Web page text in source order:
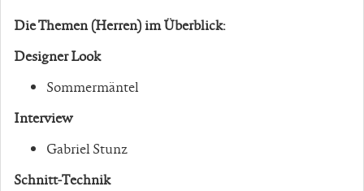
Die Themen (Herren) im Überblick:
Designer Look
Sommermäntel
Interview
Gabriel Stunz
Schnitt-Technik